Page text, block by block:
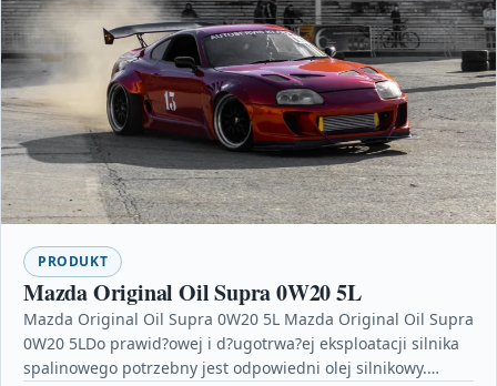
PRODUKT
Mazda Original Oil Supra 0W20 5L
Mazda Original Oil Supra 0W20 5L Mazda Original Oil Supra
0W20 5LDo prawid?owej i d?ugotrwa?ej eksploatacji silnika
spalinowego potrzebny jest odpowiedni olej silnikowy.